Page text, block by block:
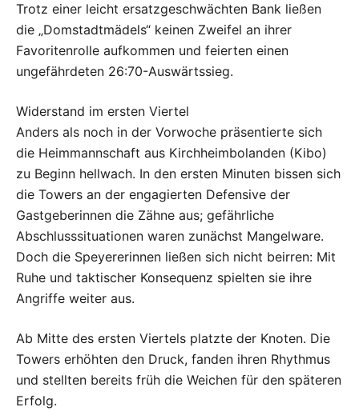
Trotz einer leicht ersatzgeschwächten Bank ließen
die „Domstadtmädels“ keinen Zweifel an ihrer
Favoritenrolle aufkommen und feierten einen
ungefährdeten 26:70-Auswärtssieg.
Widerstand im ersten Viertel
Anders als noch in der Vorwoche präsentierte sich
die Heimmannschaft aus Kirchheimbolanden (Kibo)
zu Beginn hellwach. In den ersten Minuten bissen sich
die Towers an der engagierten Defensive der
Gastgeberinnen die Zähne aus; gefährliche
Abschlusssituationen waren zunächst Mangelware.
Doch die Speyererinnen ließen sich nicht beirren: Mit
Ruhe und taktischer Konsequenz spielten sie ihre
Angriffe weiter aus.
Ab Mitte des ersten Viertels platzte der Knoten. Die
Towers erhöhten den Druck, fanden ihren Rhythmus
und stellten bereits früh die Weichen für den späteren
Erfolg.